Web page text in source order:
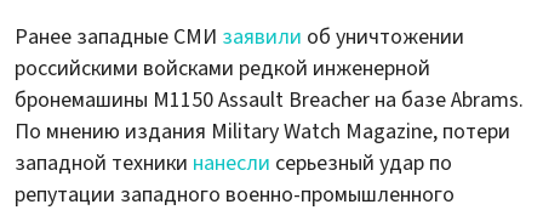
Ранее западные СМИ заявили об уничтожении
российскими войсками редкой инженерной
бронемашины M1150 Assault Breacher на базе Abrams.
По мнению издания Military Watch Magazine, потери
западной техники нанесли серьезный удар по
репутации западного военно-промышленного